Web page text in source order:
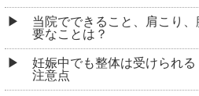
当院でできること、肩こり
要なことは？
妊娠中でも整体は受けられ
注意点